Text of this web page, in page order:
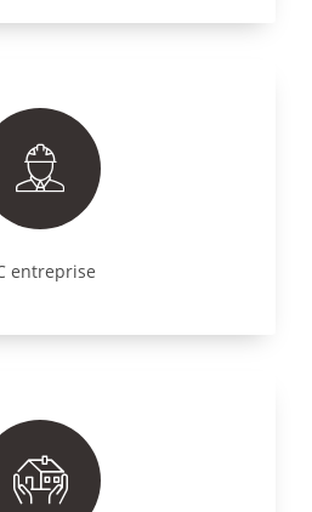
entreprise